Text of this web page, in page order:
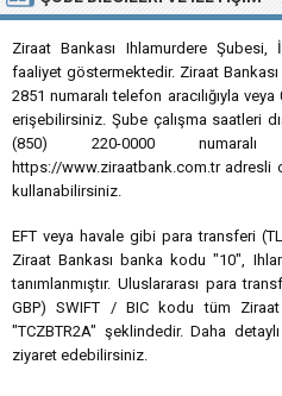
Ziraat Bankası Ihlamurdere
faaliyet göstermektedir. Ziraat
2851 numaralı telefon aracılığıyla
erişebilirsiniz. Şube çalışma saatleri
(850) 220-0000
https://www.ziraatbank.com.tr adresli
kullanabilirsiniz.
EFT veya havale gibi para transferi
Ziraat Bankası banka kodu "10",
tanımlanmıştır. Uluslararası para
GBP) SWIFT / BIC kodu tüm
"TCZBTR2A" şeklindedir. Daha
ziyaret edebilirsiniz.